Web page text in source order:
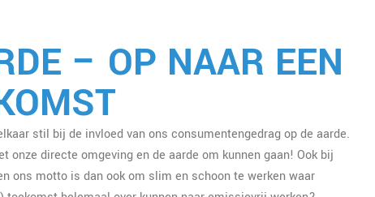
– OP NAAR EEN
stil bij de invloed van ons consumentengedrag op de aarde.
onze directe omgeving en de aarde om kunnen gaan! Ook bij
ons motto is dan ook om slim en schoon te werken waar